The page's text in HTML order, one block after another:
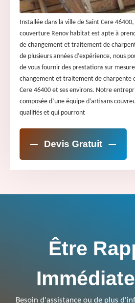
Installée dans la ville de Saint Cere
couverture Renov habitat est apte à
de changement et traitement de
de plusieurs années d’expérience, nous
de vous fournir des prestations sur
changement et traitement de charpente
Cere 46400 et ses environs. Notre
composée d’une équipe d’artisans
qualifiés et qui pourront
Devis Gratuit
Être
Besoin d'assistance ou de plus